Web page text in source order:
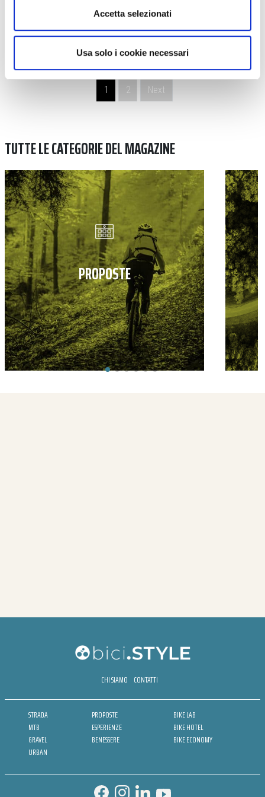
Accetta selezionati
Usa solo i cookie necessari
Navigazione degli articoli 1 2 Next
TUTTE LE CATEGORIE DEL MAGAZINE
PROPOSTE
CHI SIAMO CONTATTI
STRADA
MTB
GRAVEL
URBAN
PROPOSTE
ESPERIENZE
BENESSERE
BIKE LAB
BIKE HOTEL
BIKE ECONOMY